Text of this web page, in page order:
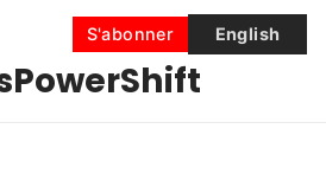
S'abonner English